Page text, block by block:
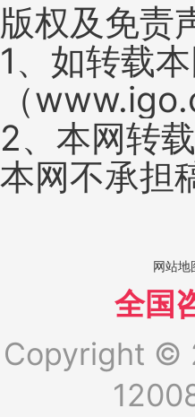
版权及免责
1、如转载
（
2、本网转
本网不承担
网站地
全国
Copyright ©